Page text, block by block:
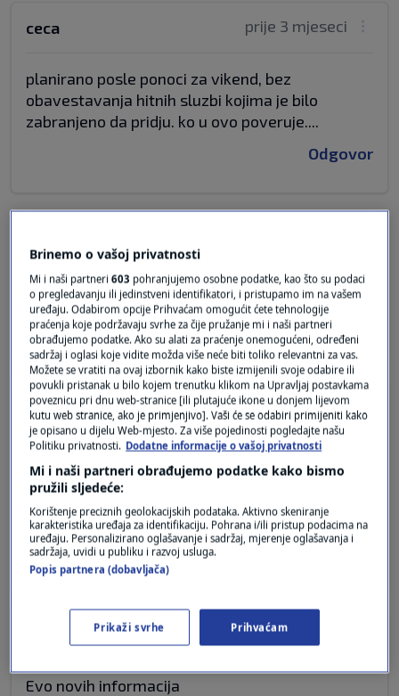
prije 3 mjeseci
ceca
planirano posle ponoci za vikend, bez
obavestavanja hitnih sluzbi kojima je bilo
zabranjeno da pridju. ko u ovo poveruje....
Odgovor
nije nuklearno postrojenje
Odgovor
prije 3 mjeseci
Fly, Rabin, fly
Par kilotona, na Sabath, bez upozorenja hitnim
službama. Sličan incident se dogodio i 2021.
Sodium perklorat za raketne motore sustava
Arow 3.
Odgovor
prije 3 mjeseci
Vojko Vrućina
Evo novih informacija
Brinemo o vašoj privatnosti
Mi i naši partneri603 pohranjujemo osobne podatke, kao što su podaci
o pregledavanju ili jedinstveni identifikatori, i pristupamo im na vašem
uređaju. Odabirom opcije Prihvaćam omogućit ćete tehnologije
praćenja koje podržavaju svrhe za čije pružanje mi i naši partneri
obrađujemo podatke. Ako su alati za praćenje onemogućeni, određeni
sadržaj i oglasi koje vidite možda više neće biti toliko relevantni za vas.
Možete se vratiti na ovaj izbornik kako biste izmijenili svoje odabire ili
povukli pristanak u bilo kojem trenutku klikom na Upravljaj postavkama
poveznicu pri dnu web-stranice [ili plutajuće ikone u donjem lijevom
kutu web stranice, ako je primjenjivo]. Vaši će se odabiri primijeniti kako
je opisano u dijelu Web-mjesto. Za više pojedinosti pogledajte našu
Politiku privatnosti. Dodatne informacije o vašoj privatnosti
Mi i naši partneri obrađujemo podatke kako bismo
pružili sljedeće:
Korištenje preciznih geolokacijskih podataka. Aktivno skeniranje
karakteristika uređaja za identifikaciju. Pohrana i/ili pristup podacima na
uređaju. Personalizirano oglašavanje i sadržaj, mjerenje oglašavanja i
sadržaja, uvidi u publiku i razvoj usluga.
Popis partnera (dobavljača)
Prikaži svrhe Prihvaćam